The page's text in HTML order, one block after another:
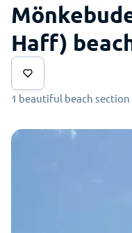
Haff)
1 beautiful beach